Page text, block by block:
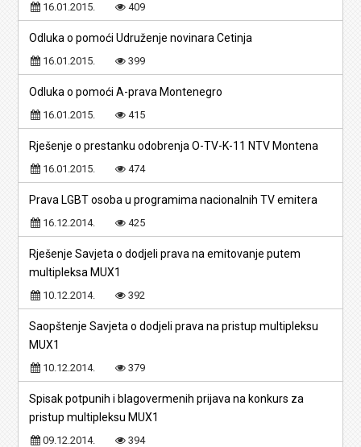
16.01.2015. 409
Odluka o pomoći Udruženje novinara Cetinja
16.01.2015. 399
Odluka o pomoći A-prava Montenegro
16.01.2015. 415
Rješenje o prestanku odobrenja O-TV-K-11 NTV Montena
16.01.2015. 474
Prava LGBT osoba u programima nacionalnih TV emitera
16.12.2014. 425
Rješenje Savjeta o dodjeli prava na emitovanje putem
multipleksa MUX1
10.12.2014. 392
Saopštenje Savjeta o dodjeli prava na pristup multipleksu
MUX1
10.12.2014. 379
Spisak potpunih i blagovermenih prijava na konkurs za
pristup multipleksu MUX1
09.12.2014. 394